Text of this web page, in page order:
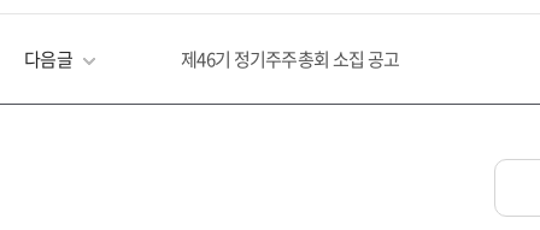
다음글 제46기 정기주주총회 소집 공고